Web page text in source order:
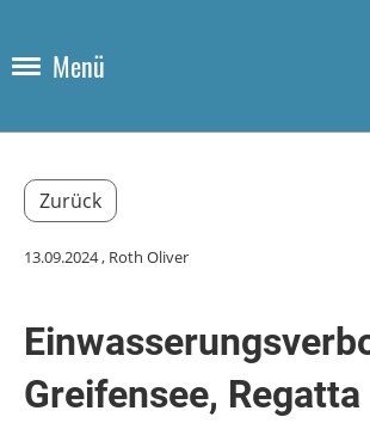
Menü
Zurück
13.09.2024, Roth Oliver
Greifensee, Regatta